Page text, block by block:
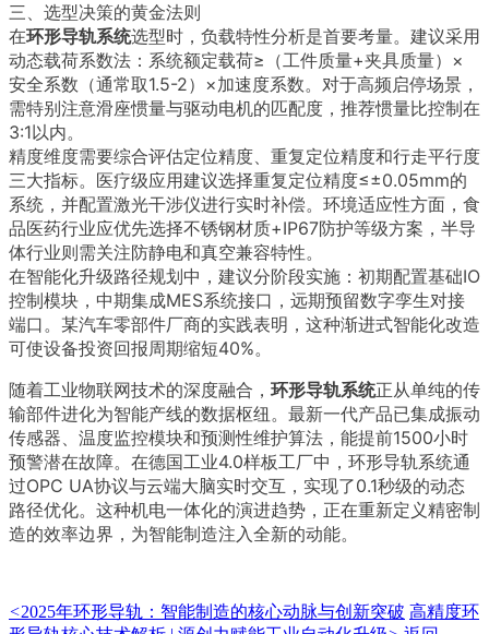
三、选型决策的黄金法则
在环形导轨系统选型时，负载特性分析是首要考量。建议采用
动态载荷系数法：系统额定载荷≥（工件质量+夹具质量）×
安全系数（通常取1.5-2）×加速度系数。对于高频启停场景，
需特别注意滑座惯量与驱动电机的匹配度，推荐惯量比控制在
3:1以内。
精度维度需要综合评估定位精度、重复定位精度和行走平行度
三大指标。医疗级应用建议选择重复定位精度≤±0.05mm的
系统，并配置激光干涉仪进行实时补偿。环境适应性方面，食
品医药行业应优先选择不锈钢材质+IP67防护等级方案，半导
体行业则需关注防静电和真空兼容特性。
在智能化升级路径规划中，建议分阶段实施：初期配置基础IO
控制模块，中期集成MES系统接口，远期预留数字孪生对接
端口。某汽车零部件厂商的实践表明，这种渐进式智能化改造
可使设备投资回报周期缩短40%。
随着工业物联网技术的深度融合， 环形导轨系统正从单纯的传
输部件进化为智能产线的数据枢纽。最新一代产品已集成振动
传感器、温度监控模块和预测性维护算法，能提前1500小时
预警潜在故障。在德国工业4.0样板工厂中，环形导轨系统通
过OPC UA协议与云端大脑实时交互，实现了0.1秒级的动态
路径优化。这种机电一体化的演进趋势，正在重新定义精密制
造的效率边界，为智能制造注入全新的动能。
<2025年环形导轨：智能制造的核心动脉与创新突破 高精度环